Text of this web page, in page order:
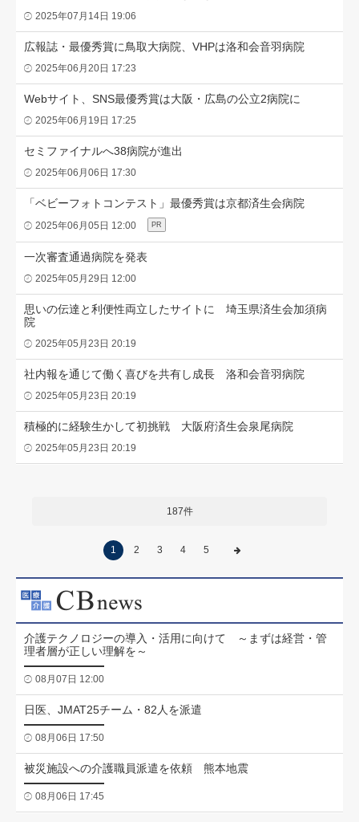
2025年07月14日 19:06
広報誌・最優秀賞に鳥取大病院、VHPは洛和会音羽病院
2025年06月20日 17:23
Webサイト、SNS最優秀賞は大阪・広島の公立2病院に
2025年06月19日 17:25
セミファイナルへ38病院が進出
2025年06月06日 17:30
「ベビーフォトコンテスト」最優秀賞は京都済生会病院
2025年06月05日 12:00 PR
一次審査通過病院を発表
2025年05月29日 12:00
思いの伝達と利便性両立したサイトに 埼玉県済生会加須病
院
2025年05月23日 20:19
社内報を通じて働く喜びを共有し成長 洛和会音羽病院
2025年05月23日 20:19
積極的に経験生かして初挑戦 大阪府済生会泉尾病院
2025年05月23日 20:19
187件
1 2 3 4 5
介護テクノロジーの導入・活用に向けて ～まずは経営・管
理者層が正しい理解を～
08月07日 12:00
日医、JMAT25チーム・82人を派遣
08月06日 17:50
被災施設への介護職員派遣を依頼 熊本地震
08月06日 17:45